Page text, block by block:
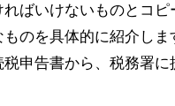
ばいけないものとコ
ものを具体的に紹介し
税申告書から、税務署